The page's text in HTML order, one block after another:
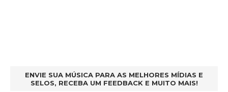
ENVIE SUA MÚSICA PARA AS MELHORES MÍDIAS E
SELOS, RECEBA UM FEEDBACK E MUITO MAIS!